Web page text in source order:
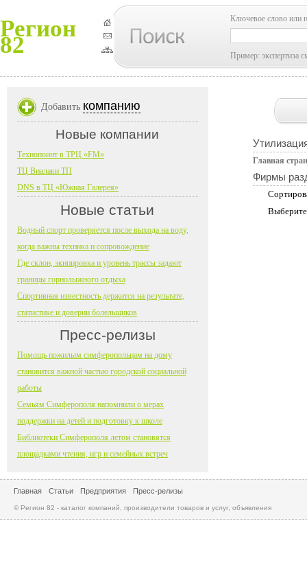
Регион
82
Ключевое слово или
Пример: экспертиза
Главная
Фирмы
Добавить компанию
Новые компании
Технопоинт в ТРЦ «FM»
ТЦ Виалаки ТП
DNS в ТЦ «Южная Галерея»
Новые статьи
Водный спорт проверяется после выхода на воду,
когда важны техника и сопровождение
Где склон, экипировка и уровень трассы задают
границы горнолыжного отдыха
Спортивная известность держится на результате,
статистике и доверии болельщиков
Пресс-релизы
Помощь пожилым симферопольцам на дому
становится важной частью городской социальной
работы
Семьям Симферополя напомнили о мерах
поддержки на детей и подготовку к школе
Библиотеки Симферополя летом становятся
площадками чтения, игр и семейных встреч
Главная Статьи Предприятия Пресс-релизы
© Регион 82 - каталог компаний, производители товаров и услуг, объявления